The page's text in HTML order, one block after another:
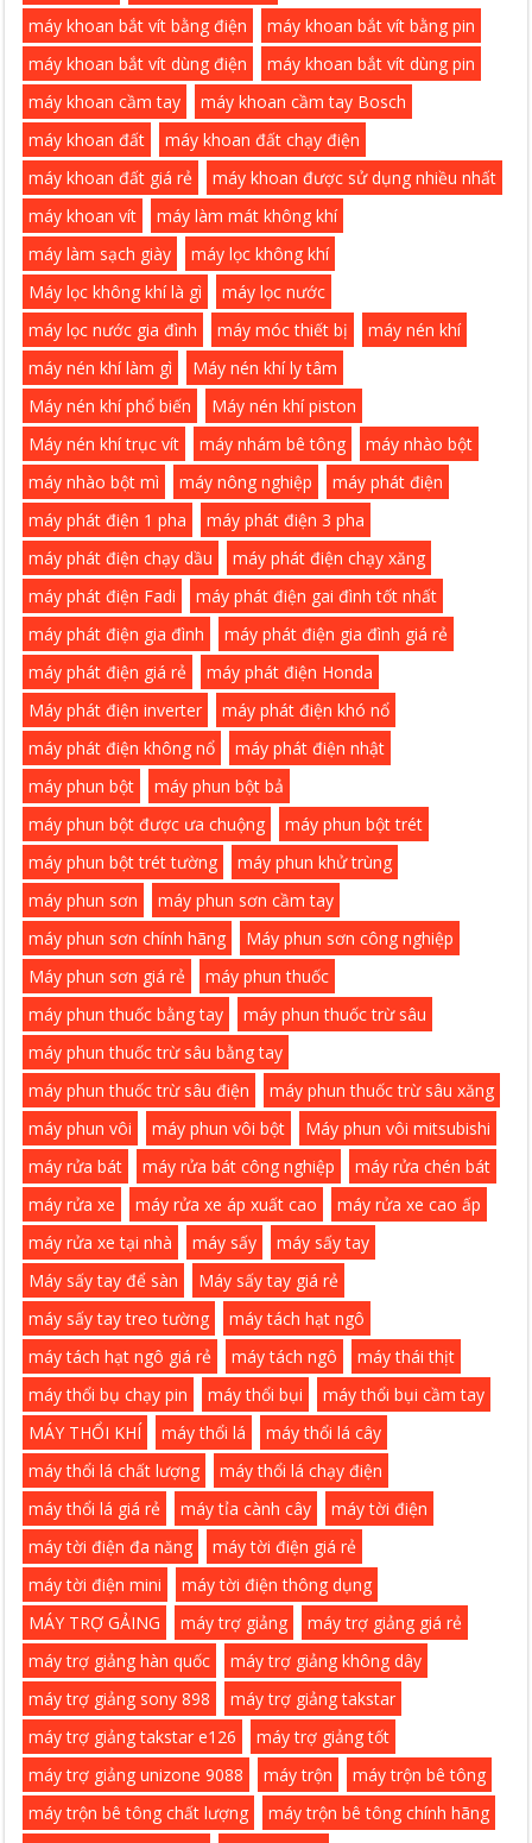
máy khoan bắt vít bằng điện
máy khoan bắt vít bằng pin
máy khoan bắt vít dùng điện
máy khoan bắt vít dùng pin
máy khoan cầm tay
máy khoan cầm tay Bosch
máy khoan đất
máy khoan đất chạy điện
máy khoan đất giá rẻ
máy khoan được sử dụng nhiều nhất
máy khoan vít
máy làm mát không khí
máy làm sạch giày
máy lọc không khí
Máy lọc không khí là gì
máy lọc nước
máy lọc nước gia đình
máy móc thiết bị
máy nén khí
máy nén khí làm gì
Máy nén khí ly tâm
Máy nén khí phổ biến
Máy nén khí piston
Máy nén khí trục vít
máy nhám bê tông
máy nhào bột
máy nhào bột mì
máy nông nghiệp
máy phát điện
máy phát điện 1 pha
máy phát điện 3 pha
máy phát điện chạy dầu
máy phát điện chạy xăng
máy phát điện Fadi
máy phát điện gai đình tốt nhất
máy phát điện gia đình
máy phát điện gia đình giá rẻ
máy phát điện giá rẻ
máy phát điện Honda
Máy phát điện inverter
máy phát điện khó nổ
máy phát điện không nổ
máy phát điện nhật
máy phun bột
máy phun bột bả
máy phun bột được ưa chuộng
máy phun bột trét
máy phun bột trét tường
máy phun khử trùng
máy phun sơn
máy phun sơn cầm tay
máy phun sơn chính hãng
Máy phun sơn công nghiệp
Máy phun sơn giá rẻ
máy phun thuốc
máy phun thuốc bằng tay
máy phun thuốc trừ sâu
máy phun thuốc trừ sâu bằng tay
máy phun thuốc trừ sâu điện
máy phun thuốc trừ sâu xăng
máy phun vôi
máy phun vôi bột
Máy phun vôi mitsubishi
máy rửa bát
máy rửa bát công nghiệp
máy rửa chén bát
máy rửa xe
máy rửa xe áp xuất cao
máy rửa xe cao ấp
máy rửa xe tại nhà
máy sấy
máy sấy tay
Máy sấy tay để sàn
Máy sấy tay giá rẻ
máy sấy tay treo tường
máy tách hạt ngô
máy tách hạt ngô giá rẻ
máy tách ngô
máy thái thịt
máy thổi bụ chạy pin
máy thổi bụi
máy thổi bụi cầm tay
MÁY THỔI KHÍ
máy thổi lá
máy thổi lá cây
máy thổi lá chất lượng
máy thổi lá chạy điện
máy thổi lá giá rẻ
máy tỉa cành cây
máy tời điện
máy tời điện đa năng
máy tời điện giá rẻ
máy tời điện mini
máy tời điện thông dụng
MÁY TRỢ GẢING
máy trợ giảng
máy trợ giảng giá rẻ
máy trợ giảng hàn quốc
máy trợ giảng không dây
máy trợ giảng sony 898
máy trợ giảng takstar
máy trợ giảng takstar e126
máy trợ giảng tốt
máy trợ giảng unizone 9088
máy trộn
máy trộn bê tông
máy trộn bê tông chất lượng
máy trộn bê tông chính hãng